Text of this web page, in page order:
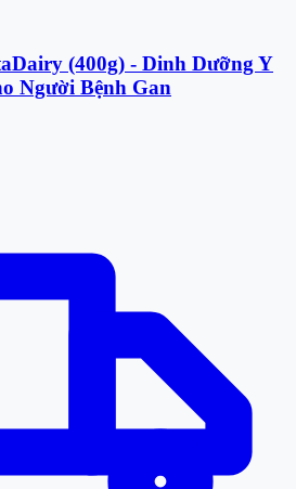
(400g) - Dinh Dưỡng Y
Người Bệnh Gan